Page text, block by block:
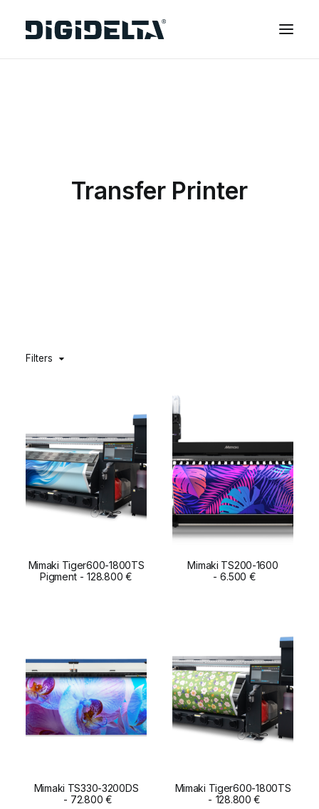
CONTACTOS
IDIOMA
Transfer Printer
Filters
ADD TO CART
Mimaki Tiger600-1800TS
Pigment
128.800 € ADD TO CART
Mimaki TS200-1600
6.500 €
ADD TO CART
Mimaki TS330-3200DS
72.800€ ADD TO CART
Mimaki Tiger600-1800TS
128.800€